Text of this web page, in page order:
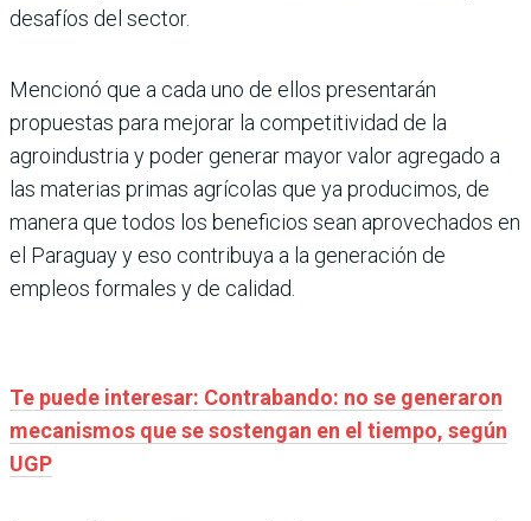
desafíos del sector.
Mencionó que a cada uno de ellos presentarán
propuestas para mejorar la competitividad de la
agroindustria y poder generar mayor valor agregado a
las materias primas agrícolas que ya producimos, de
manera que todos los beneficios sean aprovechados en
el Paraguay y eso contribuya a la generación de
empleos formales y de calidad.
Te puede interesar: Contrabando: no se generaron
mecanismos que se sostengan en el tiempo, según
UGP